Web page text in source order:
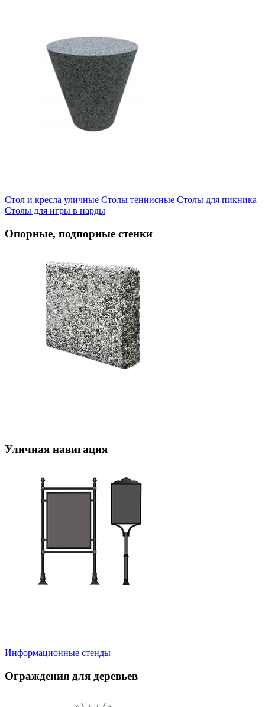
Стол и кресла уличные Cтолы теннисные Столы для пикника
Столы для игры в нарды
Опорные, подпорные стенки
Уличная навигация
Информационные стенды
Ограждения для деревьев